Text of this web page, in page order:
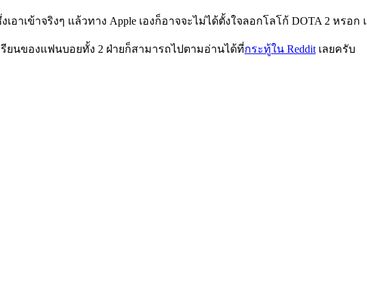
อาเข้าจริงๆ แล้วทาง Apple เองก็อาจจะไม่ได้ตั้งใจลอกโลโก้ DOTA 2 หร
ยนของแฟนบอยทั้ง 2 ฝ่ายก็สามารถไปตามอ่านได้ที่กระทู้ใน Reddit เลยครับ